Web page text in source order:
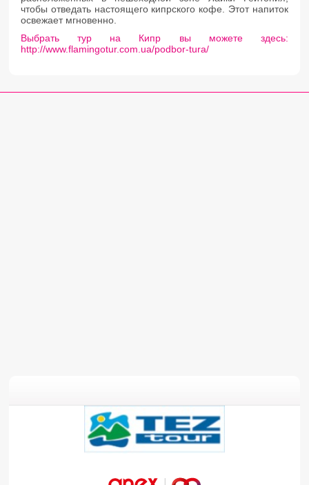
чтобы отведать настоящего кипрского кофе. Этот напиток
освежает мгновенно.
Выбрать тур на Кипр вы можете здесь:
http://www.flamingotur.com.ua/podbor-tura/